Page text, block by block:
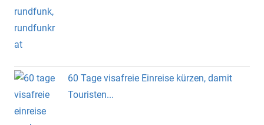
60 Tage visafreie Einreise kürzen, damit
Touristen...